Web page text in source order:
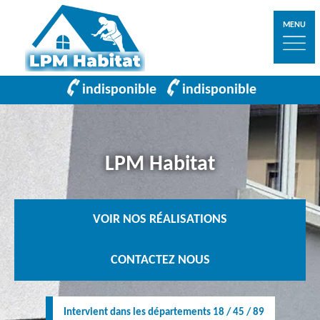
MENU
indisponible indisponible
LPM Habitat
VOIR NOS RÉALISATIONS
CONTACTEZ NOUS
Intervient dans les départements 18 / 45 / 89